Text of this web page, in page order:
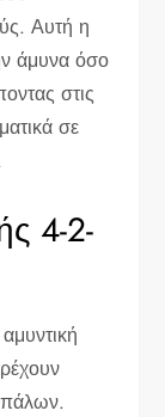
Αυτή η
άμυνα όσο
στις
σε
4-2-